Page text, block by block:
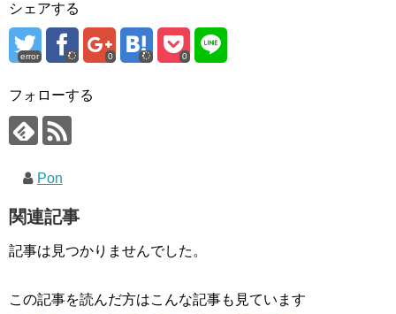
シェアする
error 0 0
フォローする
Pon
関連記事
記事は見つかりませんでした。
この記事を読んだ方はこんな記事も見ています